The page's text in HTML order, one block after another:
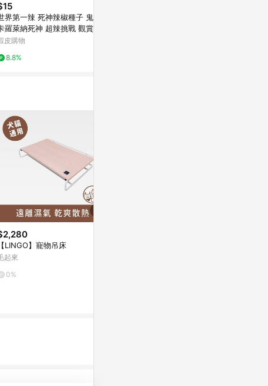
界第一辣 死神辣椒種子 鬼椒
羅萊納死神 超辣挑戰 觀賞食用
栽陽台 辣椒收藏 煉獄級 自種
皮購物
8.8%
【LINGO】寵物吊床
起來
0%